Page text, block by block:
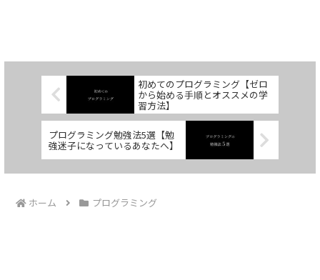
初めてのプログラミング【ゼロ
から始める手順とオススメの学
習方法】
プログラミング勉強法5選【勉
強迷子になっているあなたへ】
ホーム プログラミング